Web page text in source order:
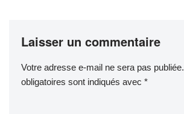
Laisser un commentaire
Votre adresse e-mail ne sera pas publiée.
obligatoires sont indiqués avec *